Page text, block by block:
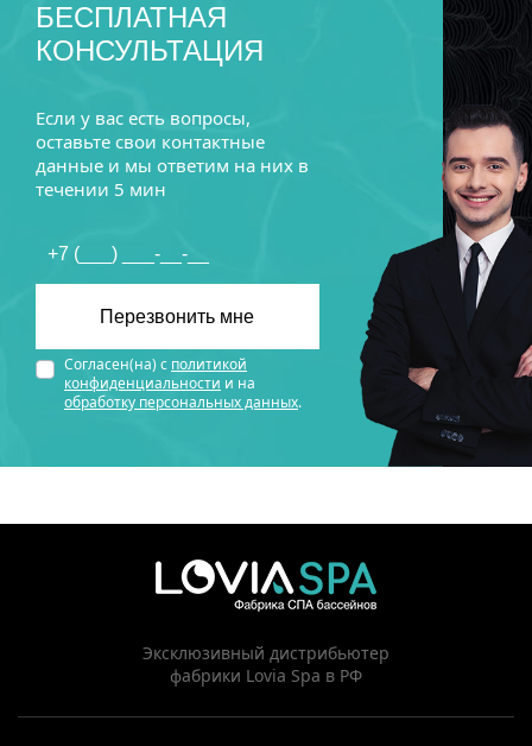
БЕСПЛАТНАЯ
КОНСУЛЬТАЦИЯ
Если у вас есть вопросы,
оставьте свои контактные
данные и мы ответим на них в
течении 5 мин
Согласен(на) с политикой
конфиденциальности и на
обработку персональных данных.
Эксклюзивный дистрибьютер
фабрики Lovia Spa в РФ